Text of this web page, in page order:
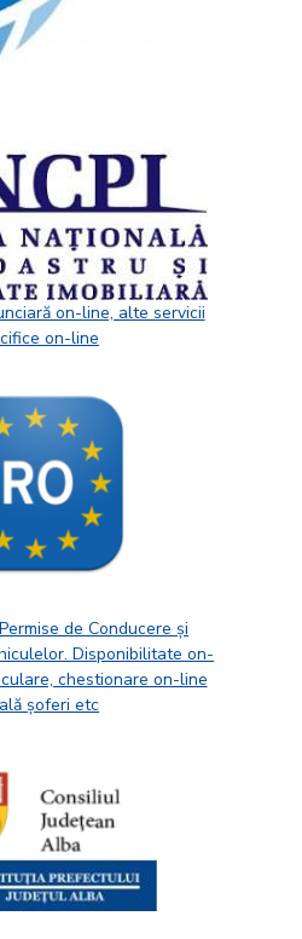
on-line, alte servicii
on-line
de Conducere și
Disponibilitate on-
chestionare on-line
șoferi etc